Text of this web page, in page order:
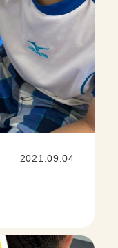
2021.09.04